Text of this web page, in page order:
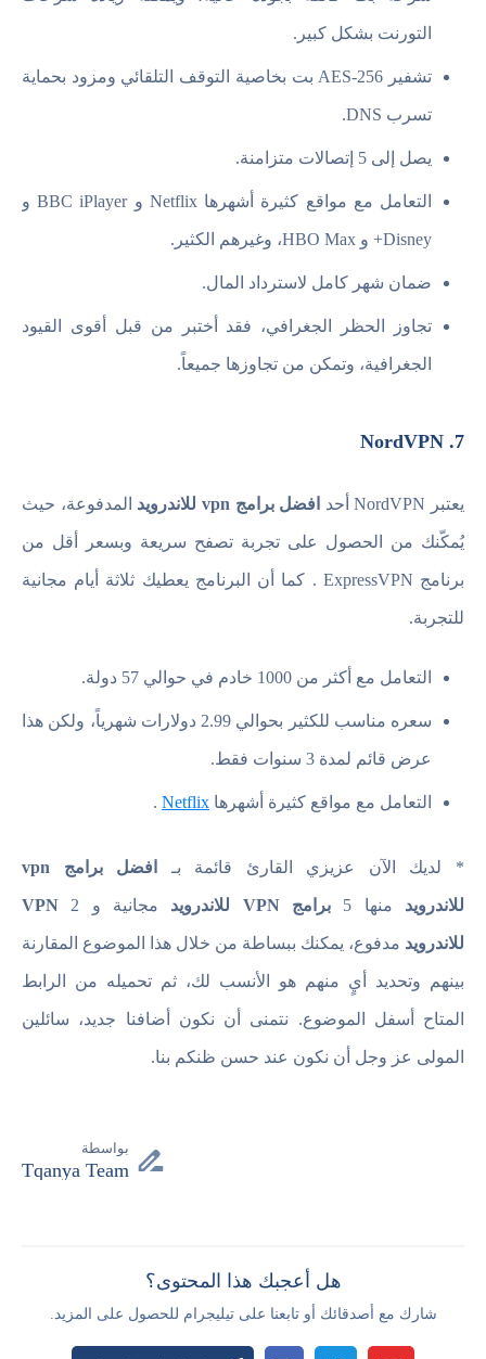
التورنت بشكل كبير.
تشفير AES-256 بت بخاصية التوقف التلقائي ومزود بحماية
تسرب DNS.
يصل إلى 5 إتصالات متزامنة.
التعامل مع مواقع كثيرة أشهرها Netflix و BBC iPlayer و
Disney+ و HBO Max، وغيرهم الكثير.
ضمان شهر كامل لاسترداد المال.
تجاوز الحظر الجغرافي، فقد أختبر من قبل أقوى القيود
الجغرافية، وتمكن من تجاوزها جميعاً.
7. NordVPN
يعتبر NordVPN أحد افضل برامج vpn للاندرويد المدفوعة، حيث
يُمكّنك من الحصول على تجربة تصفح سريعة وبسعر أقل من
برنامج ExpressVPN . كما أن البرنامج يعطيك ثلاثة أيام مجانية
للتجربة.
التعامل مع أكثر من 1000 خادم في حوالي 57 دولة.
سعره مناسب للكثير بحوالي 2.99 دولارات شهرياً، ولكن هذا
عرض قائم لمدة 3 سنوات فقط.
التعامل مع مواقع كثيرة أشهرها Netflix
.
* لديك الآن عزيزي القارئ قائمة بـ افضل برامج vpn
للاندرويد منها 5 برامج VPN للاندرويد مجانية و 2 VPN
للاندرويد مدفوع، يمكنك ببساطة من خلال هذا الموضوع المقارنة
بينهم وتحديد أيٍ منهم هو الأنسب لك، ثم تحميله من الرابط
المتاح أسفل الموضوع. نتمنى أن نكون أضافنا جديد، سائلين
المولى عز وجل أن نكون عند حسن ظنكم بنا.
بواسطة
Tqanya Team
هل أعجبك هذا المحتوى؟
شارك مع أصدقائك أو تابعنا على تيليجرام للحصول على المزيد.